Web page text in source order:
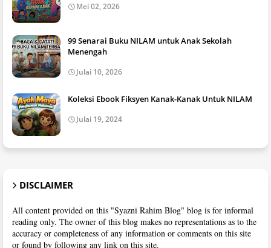
Mei 02, 2026
99 Senarai Buku NILAM untuk Anak Sekolah
Menengah
Julai 10, 2026
Koleksi Ebook Fiksyen Kanak-Kanak Untuk NILAM
Julai 19, 2024
DISCLAIMER
All content provided on this "Syazni Rahim Blog" blog is for informal
reading only. The owner of this blog makes no representations as to the
accuracy or completeness of any information or comments on this site
or found by following any link on this site.